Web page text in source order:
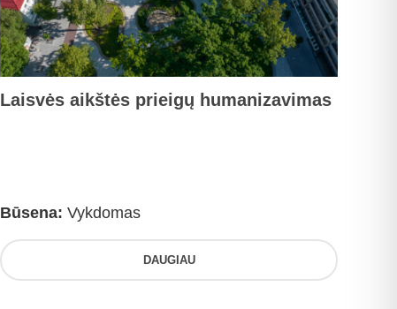
Laisvės aikštės prieigų humanizavimas
Būsena: Vykdomas
DAUGIAU